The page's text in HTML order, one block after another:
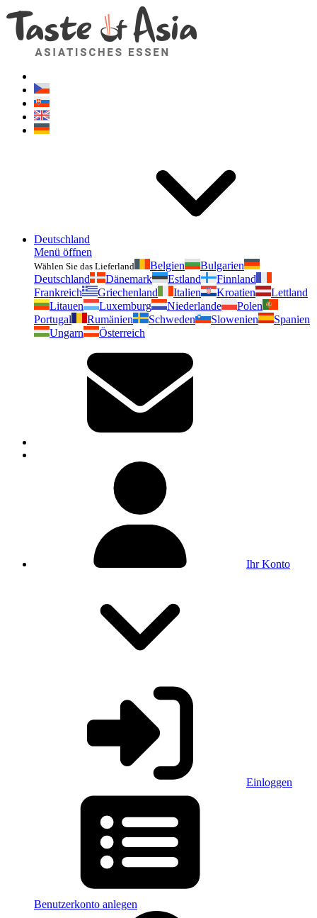
Deutschland
Menü öffnen
Wählen Sie das Lieferland Belgien
Bulgarien
Deutschland
Dänemark Estland
Finnland
Frankreich
Griechenland Italien Kroatien
Lettland
Litauen
Luxemburg Niederlande
Polen
Portugal
Rumänien Schweden Slowenien
Spanien
Ungarn
Österreich
Ihr Konto
Einloggen
Benutzerkonto anlegen
Geschmackvonasien.de
Zögern Sie nicht zu fragen. Ich bin für Sie da!